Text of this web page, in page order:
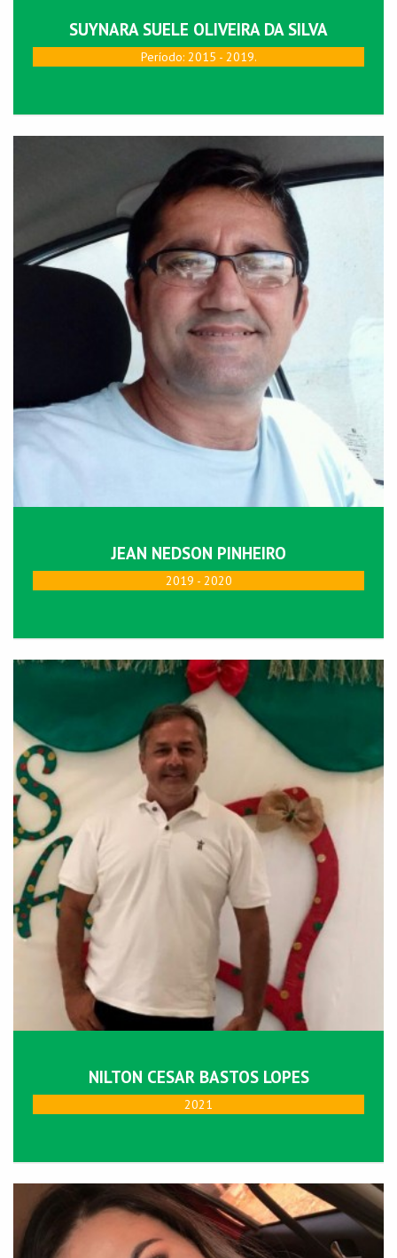
SUYNARA SUELE OLIVEIRA DA SILVA
Perí­odo: 2015 - 2019.
JEAN NEDSON PINHEIRO
2019 - 2020
NILTON CESAR BASTOS LOPES
2021